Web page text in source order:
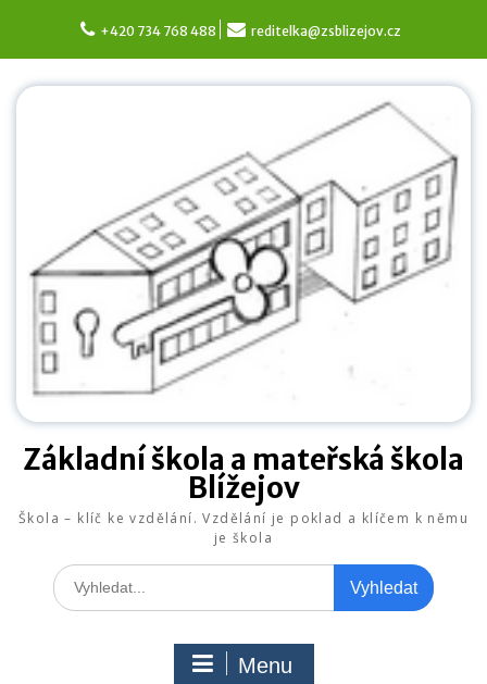
content
+420 734 768 488 reditelka@zsblizejov.cz
Základní škola a mateřská škola
Blížejov
Škola – klíč ke vzdělání. Vzdělání je poklad a klíčem k němu
je škola
Search
for:
Menu